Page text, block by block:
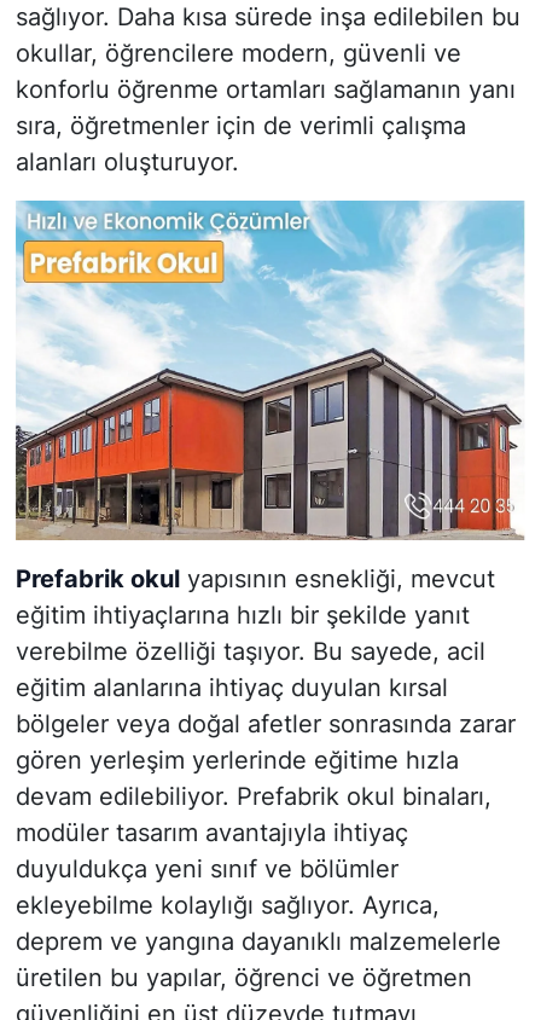
sağlıyor. Daha kısa sürede inşa edilebilen bu
okullar, öğrencilere modern, güvenli ve
konforlu öğrenme ortamları sağlamanın yanı
sıra, öğretmenler için de verimli çalışma
alanları oluşturuyor.
Prefabrik okulyapısının esnekliği, mevcut
eğitim ihtiyaçlarına hızlı bir şekilde yanıt
verebilme özelliği taşıyor. Bu sayede, acil
eğitim alanlarına ihtiyaç duyulan kırsal
bölgeler veya doğal afetler sonrasında zarar
gören yerleşim yerlerinde eğitime hızla
devam edilebiliyor. Prefabrik okul binaları,
modüler tasarım avantajıyla ihtiyaç
duyuldukça yeni sınıf ve bölümler
ekleyebilme kolaylığı sağlıyor. Ayrıca,
deprem ve yangına dayanıklı malzemelerle
üretilen bu yapılar, öğrenci ve öğretmen